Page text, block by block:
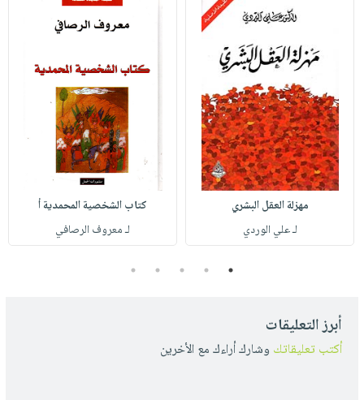
مهزلة العقل البشري
لـ علي الوردي
كتاب الشخصية المحمدية أ
لـ معروف الرصافي
1
2
3
4
5
أبرز التعليقات
أكتب تعليقاتك وشارك أراءك مع الأخرين